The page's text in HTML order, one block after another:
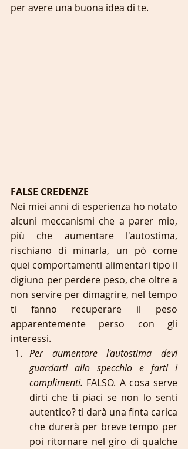
per avere una buona idea di te.
FALSE CREDENZE
Nei miei anni di esperienza ho notato
alcuni meccanismi che a parer mio,
più che aumentare l'autostima,
rischiano di minarla, un pò come
quei comportamenti alimentari tipo il
digiuno per perdere peso, che oltre a
non servire per dimagrire, nel tempo
ti fanno recuperare il peso
apparentemente perso con gli
interessi.
Per aumentare l'autostima devi
guardarti allo specchio e farti i
complimenti. FALSO. A cosa serve
dirti che ti piaci se non lo senti
autentico? ti darà una finta carica
che durerà per breve tempo per
poi ritornare nel giro di qualche